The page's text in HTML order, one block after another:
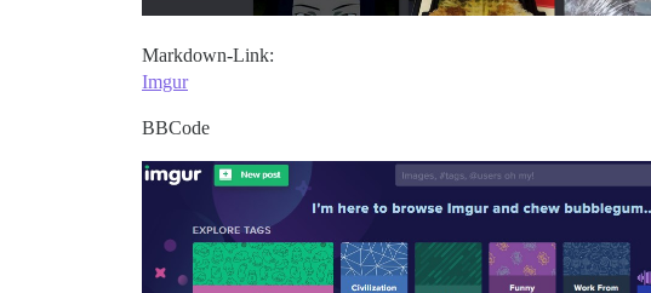
Markdown-Link:
Imgur
BBCode